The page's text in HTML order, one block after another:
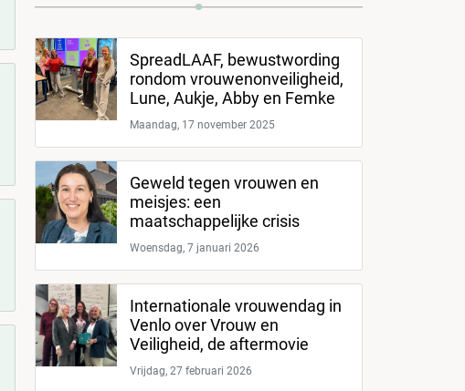
SpreadLAAF, bewustwording
rondom vrouwenonveiligheid,
Lune, Aukje, Abby en Femke
Maandag, 17 november 2025
Geweld tegen vrouwen en
meisjes: een
maatschappelijke crisis
Woensdag, 7 januari 2026
Internationale vrouwendag in
Venlo over Vrouw en
Veiligheid, de aftermovie
Vrijdag, 27 februari 2026